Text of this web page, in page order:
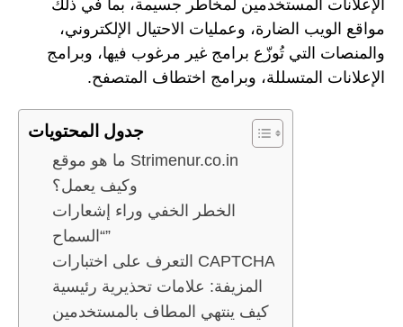
الإعلانات المستخدمين لمخاطر جسيمة، بما في ذلك
مواقع الويب الضارة، وعمليات الاحتيال الإلكتروني،
والمنصات التي تُوزّع برامج غير مرغوب فيها، وبرامج
الإعلانات المتسللة، وبرامج اختطاف المتصفح.
جدول المحتويات
ما هو موقع Strimenur.co.in
وكيف يعمل؟
الخطر الخفي وراء إشعارات
“السماح”
التعرف على اختبارات CAPTCHA
المزيفة: علامات تحذيرية رئيسية
كيف ينتهي المطاف بالمستخدمين